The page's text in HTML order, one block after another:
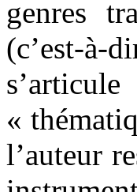
genres
(c’est-à-
«
l’auteur